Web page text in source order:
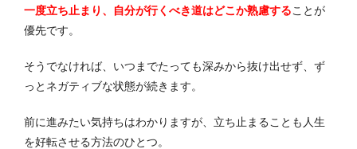
一度立ち止まり、自分が行くべき道はどこか熟慮することが
優先です。
そうでなければ、いつまでたっても深みから抜け出せず、ず
っとネガティブな状態が続きます。
前に進みたい気持ちはわかりますが、立ち止まることも人生
を好転させる方法のひとつ。